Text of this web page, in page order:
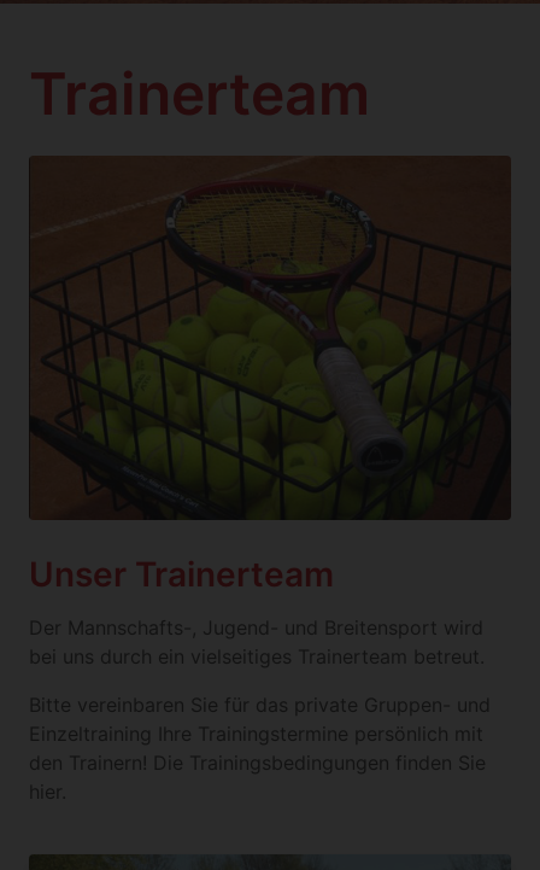
Trainerteam
Unser Trainerteam
Der Mannschafts-, Jugend- und Breitensport wird
bei uns durch ein vielseitiges Trainerteam betreut.
Bitte vereinbaren Sie für das private Gruppen- und
Einzeltraining Ihre Trainingstermine persönlich mit
den Trainern! Die Trainingsbedingungen finden Sie
hier.